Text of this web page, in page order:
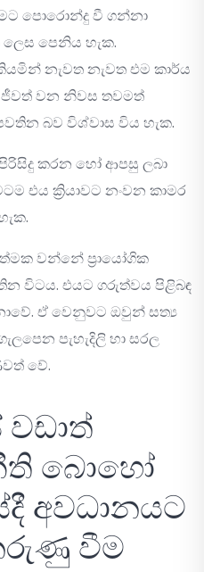
පොරොන්දු වී ගන්නා
පෙනිය හැක.
නැවත නැවත එම කාර්ය
වන නිවස තවමත්
බව විශ්වාස විය හැක.
කරන හෝ ආපසු ලබා
එය ක්‍රියාවට නංවන කාමර
වන්නේ ප්‍රායෝගික
විටය. එයට ගරුත්වය පිළිබඳ
ඒ වෙනුවට ඔවුන් සත්‍ය
පැහැදිලි හා සරල
වේ.
වඩාත්
බොහෝ
අවධානයට
වීම